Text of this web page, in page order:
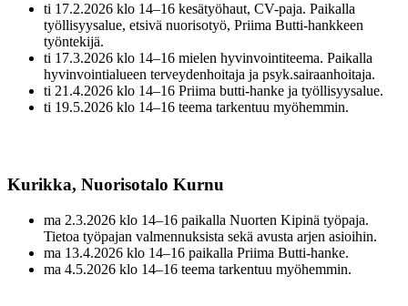
ti 17.2.2026 klo 14–16 kesätyöhaut, CV-paja. Paikalla
työllisyysalue, etsivä nuorisotyö, Priima Butti-hankkeen
työntekijä.
ti 17.3.2026 klo 14–16 mielen hyvinvointiteema. Paikalla
hyvinvointialueen terveydenhoitaja ja psyk.sairaanhoitaja.
ti 21.4.2026 klo 14–16 Priima butti-hanke ja työllisyysalue.
ti 19.5.2026 klo 14–16 teema tarkentuu myöhemmin.
Kurikka, Nuorisotalo Kurnu
ma 2.3.2026 klo 14–16 paikalla Nuorten Kipinä työpaja.
Tietoa työpajan valmennuksista sekä avusta arjen asioihin.
ma 13.4.2026 klo 14–16 paikalla Priima Butti-hanke.
ma 4.5.2026 klo 14–16 teema tarkentuu myöhemmin.